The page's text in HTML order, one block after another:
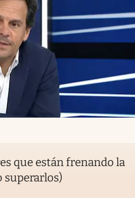
que están frenando la
superarlos)